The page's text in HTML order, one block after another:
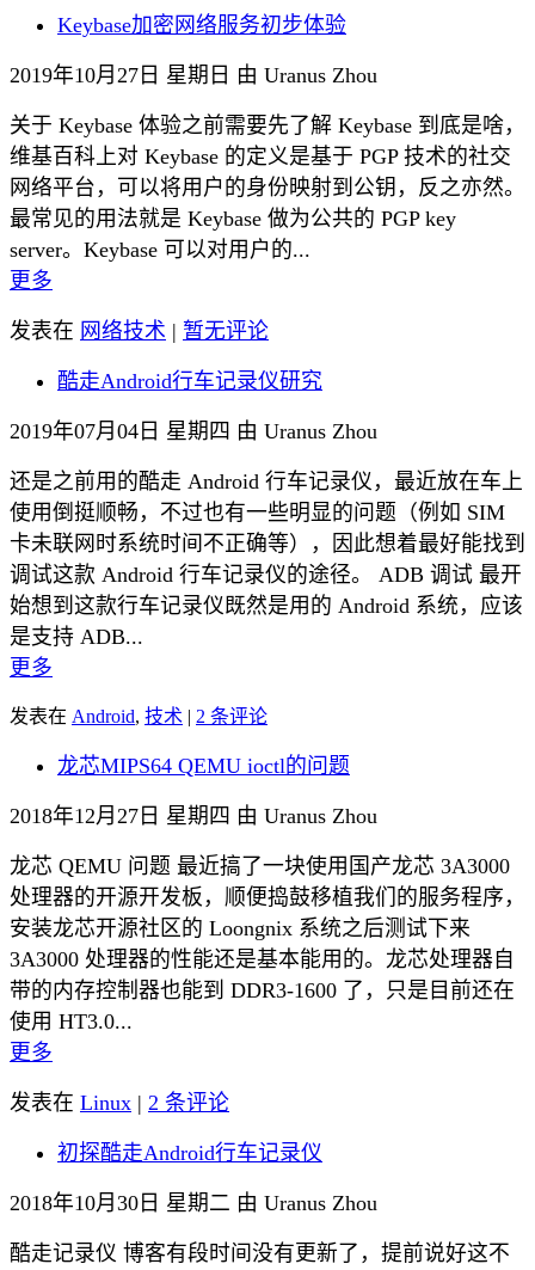
Keybase加密网络服务初步体验
2019年10月27日 星期日 由 Uranus Zhou
关于 Keybase 体验之前需要先了解 Keybase 到底是啥，
维基百科上对 Keybase 的定义是基于 PGP 技术的社交
网络平台，可以将用户的身份映射到公钥，反之亦然。
最常见的用法就是 Keybase 做为公共的 PGP key
server。Keybase 可以对用户的...
更多
发表在 网络技术 | 暂无评论
酷走Android行车记录仪研究
2019年07月04日 星期四 由 Uranus Zhou
还是之前用的酷走 Android 行车记录仪，最近放在车上
使用倒挺顺畅，不过也有一些明显的问题（例如 SIM
卡未联网时系统时间不正确等），因此想着最好能找到
调试这款 Android 行车记录仪的途径。 ADB 调试 最开
始想到这款行车记录仪既然是用的 Android 系统，应该
是支持 ADB...
更多
发表在 Android, 技术 | 2 条评论
龙芯MIPS64 QEMU ioctl的问题
2018年12月27日 星期四 由 Uranus Zhou
龙芯 QEMU 问题 最近搞了一块使用国产龙芯 3A3000
处理器的开源开发板，顺便捣鼓移植我们的服务程序，
安装龙芯开源社区的 Loongnix 系统之后测试下来
3A3000 处理器的性能还是基本能用的。龙芯处理器自
带的内存控制器也能到 DDR3-1600 了，只是目前还在
使用 HT3.0...
更多
发表在 Linux | 2 条评论
初探酷走Android行车记录仪
2018年10月30日 星期二 由 Uranus Zhou
酷走记录仪 博客有段时间没有更新了，提前说好这不